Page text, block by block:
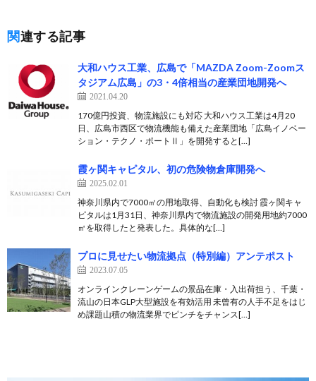
関連する記事
大和ハウス工業、広島で「MAZDA Zoom-Zoomス
タジアム広島」の3・4倍相当の産業団地開発へ
2021.04.20
170億円投資、物流施設にも対応 大和ハウス工業は4月20
日、広島市西区で物流機能も備えた産業団地「広島イノベー
ション・テクノ・ポートⅡ」を開発すると[…]
霞ヶ関キャピタル、初の危険物倉庫開発へ
2025.02.01
神奈川県内で7000㎡の用地取得、自動化も検討 霞ヶ関キャ
ピタルは1月31日、神奈川県内で物流施設の開発用地約7000
㎡を取得したと発表した。具体的な[…]
プロに見せたい物流拠点（特別編）アンテポスト
2023.07.05
オンラインクレーンゲームの景品在庫・入出荷担う、千葉・
流山の日本GLP大型施設を有効活用 未曾有の人手不足をはじ
め課題山積の物流業界でピンチをチャンス[…]